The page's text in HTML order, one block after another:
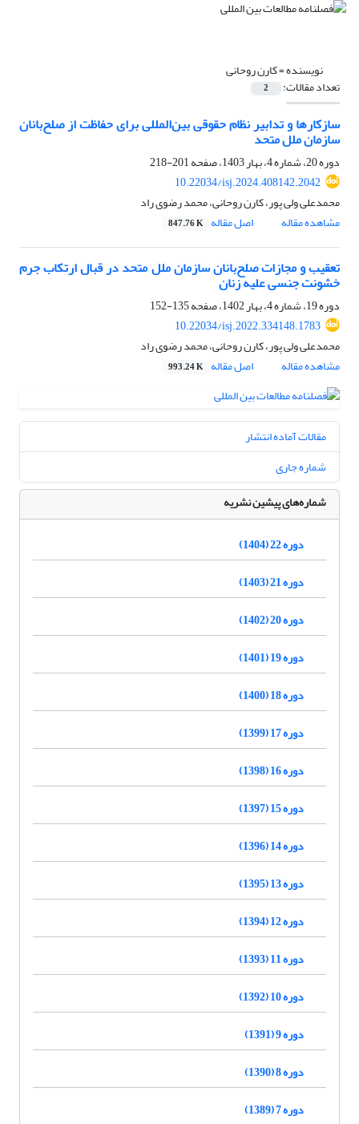
نویسنده =کارن روحانی
تعداد مقالات: 2
سازکارها و تدابیر نظام حقوقی بین‌المللی برای حفاظت از صلح‌بانان
سازمان ملل متحد
دوره 20، شماره 4، بهار 1403، صفحه
201-218
10.22034/isj.2024.408142.2042
محمدعلی ولی پور، کارن روحانی، محمد رضوی راد
مشاهده مقاله
اصل مقاله 847.76 K
تعقیب و مجازات صلح‌بانان سازمان ملل متحد در قبال ارتکاب جرم
خشونت جنسی علیه زنان
دوره 19، شماره 4، بهار 1402، صفحه
135-152
10.22034/isj.2022.334148.1783
محمدعلی ولی پور، کارن روحانی، محمد رضوی راد
مشاهده مقاله
اصل مقاله 993.24 K
مقالات آماده انتشار
شماره جاری
شماره‌های پیشین نشریه
دوره 22 (1404)
دوره 21 (1403)
دوره 20 (1402)
دوره 19 (1401)
دوره 18 (1400)
دوره 17 (1399)
دوره 16 (1398)
دوره 15 (1397)
دوره 14 (1396)
دوره 13 (1395)
دوره 12 (1394)
دوره 11 (1393)
دوره 10 (1392)
دوره 9 (1391)
دوره 8 (1390)
دوره 7 (1389)